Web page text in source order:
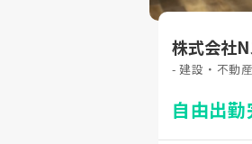
株式会社
- 建設・不動
自由出